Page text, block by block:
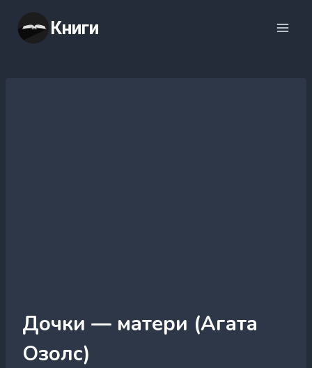
содержимому
Книги
Дочки — матери (Агата
Озолс)